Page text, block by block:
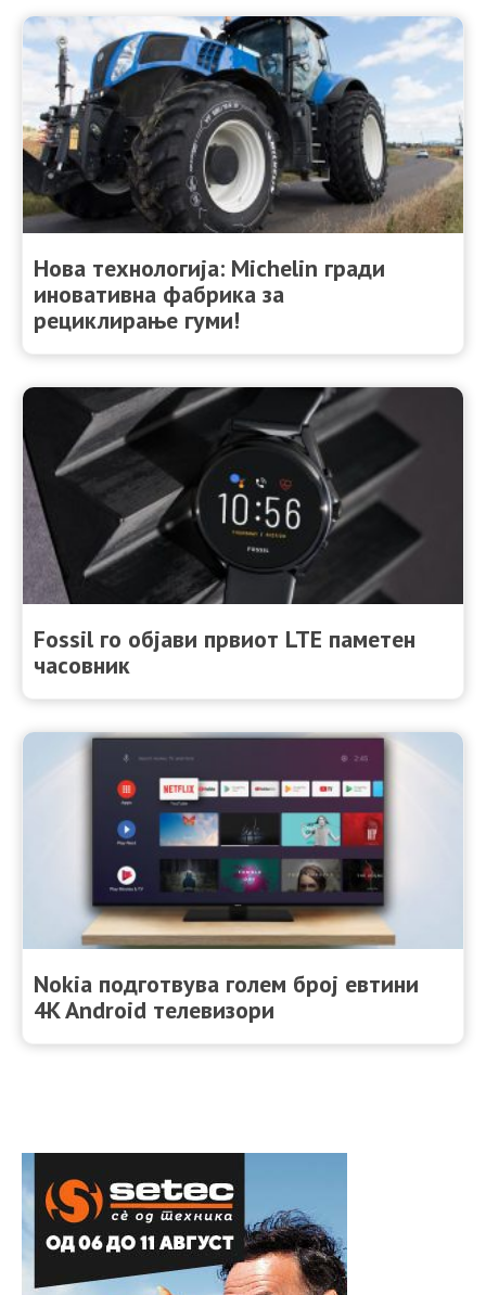
Нова технологија: Michelin гради
иновативна фабрика за
рециклирање гуми!
Fossil го објави првиот LTE паметен
часовник
Nokia подготвува голем број евтини
4K Android телевизори